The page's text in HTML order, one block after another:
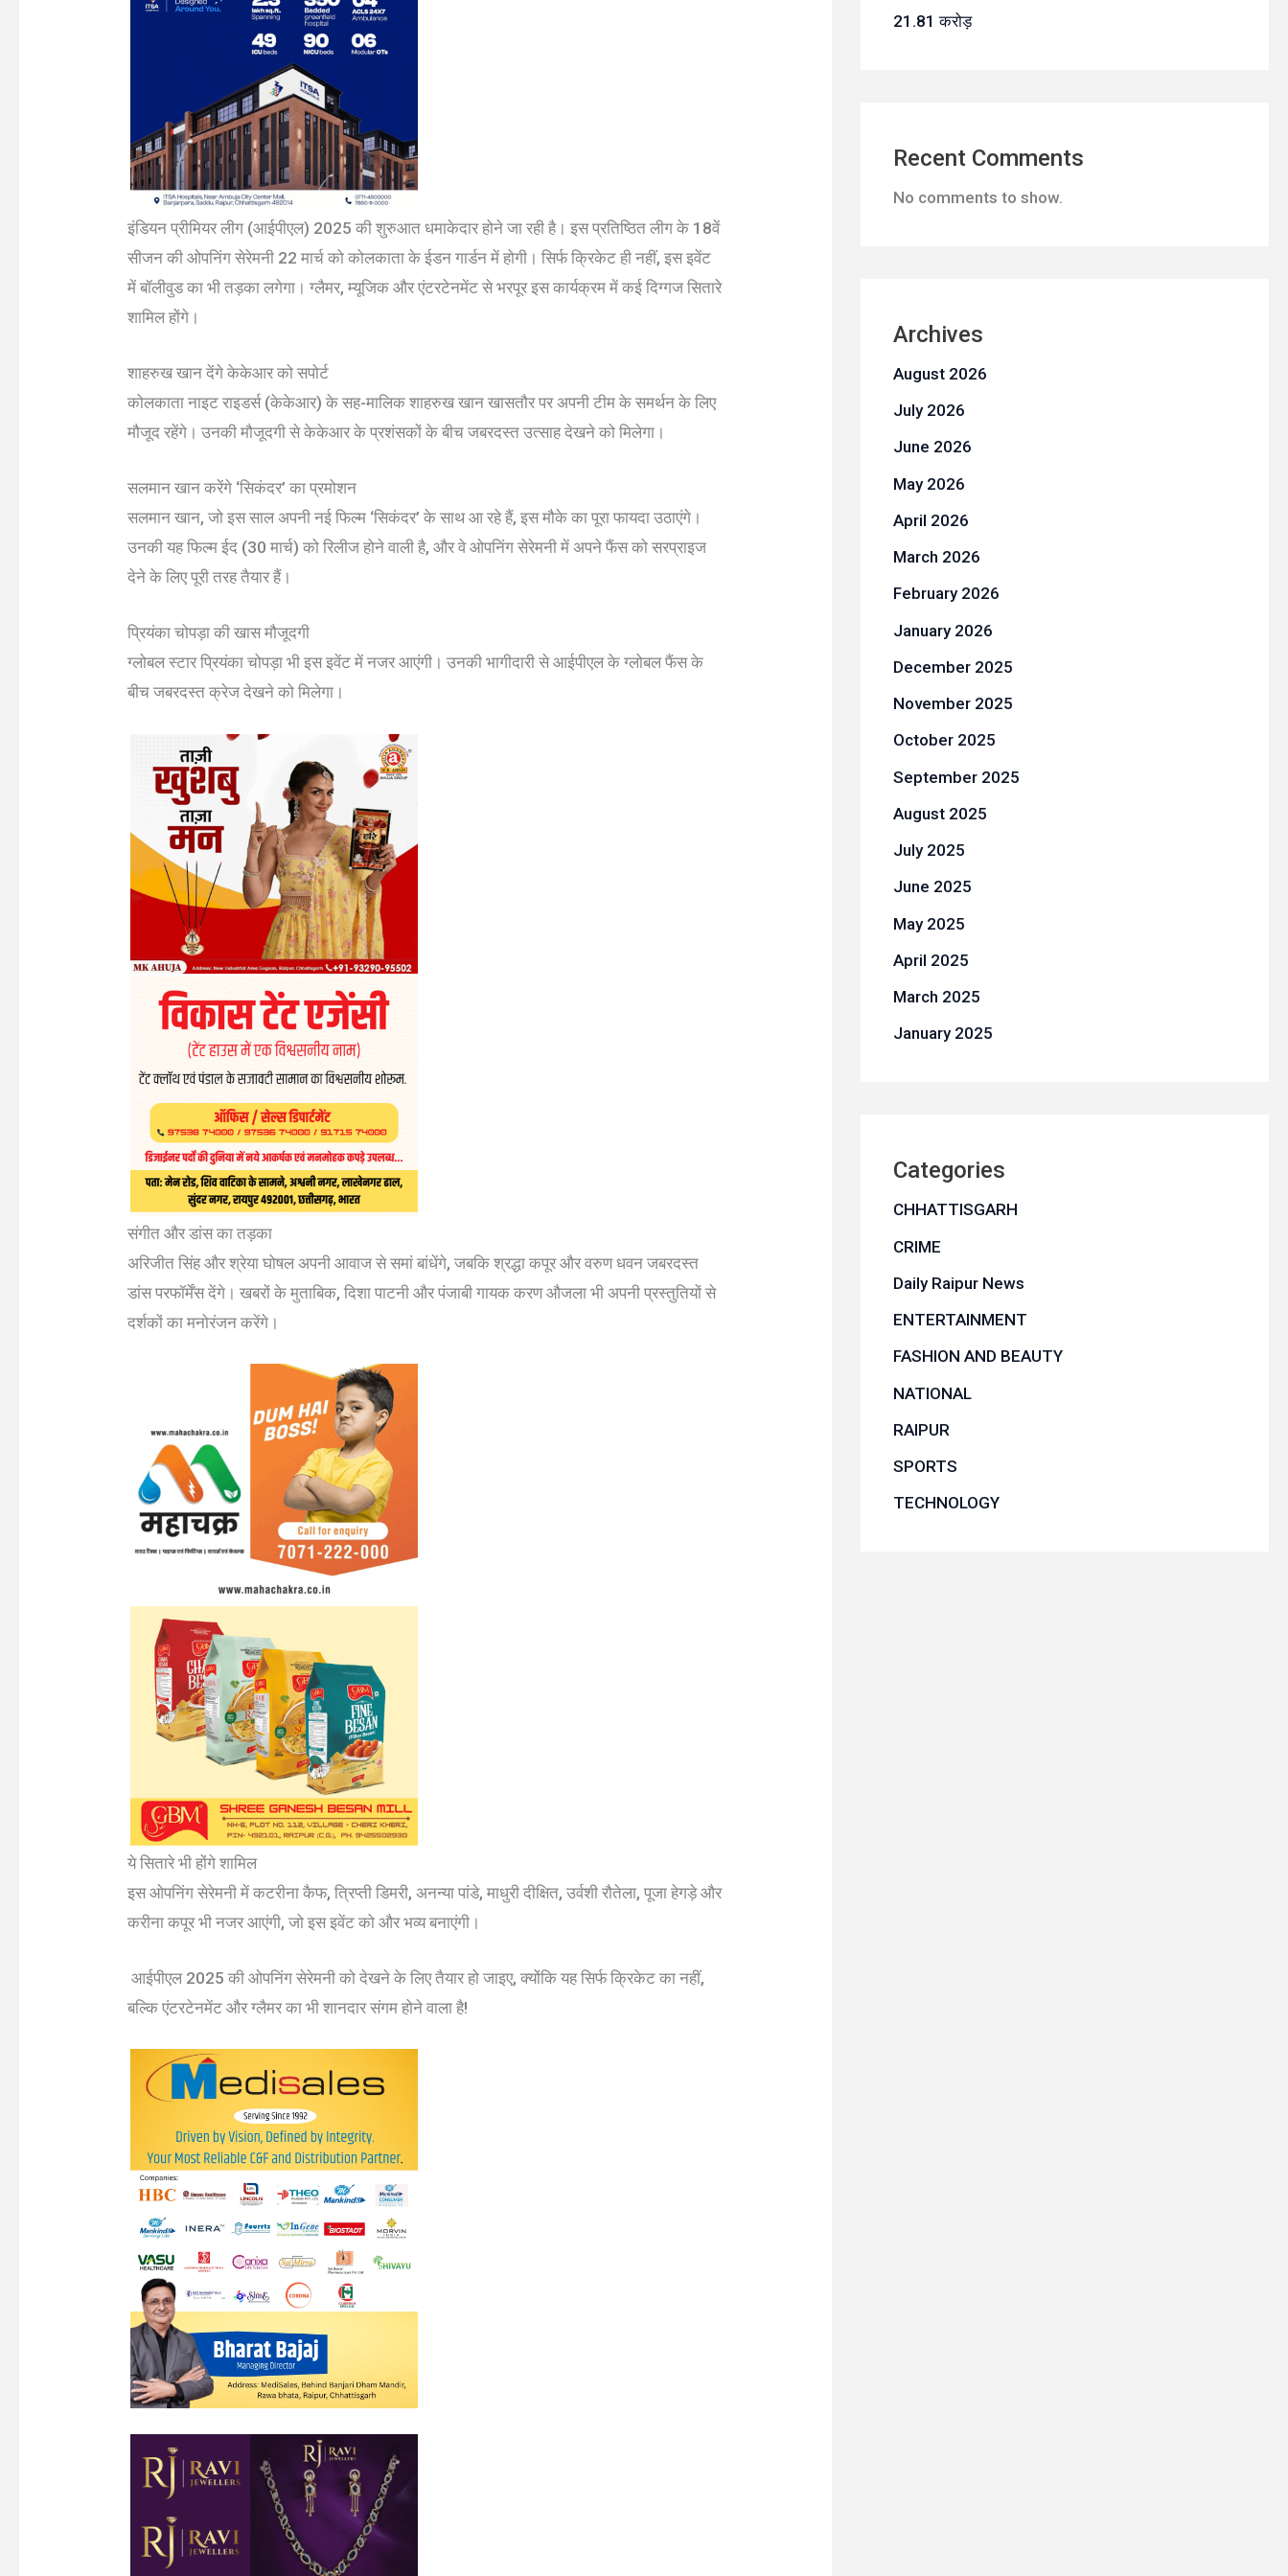
इंडियन प्रीमियर लीग (आईपीएल) 2025 की शुरुआत धमाकेदार होने जा रही है। इस प्रतिष्ठित लीग के 18वें
सीजन की ओपनिंग सेरेमनी 22 मार्च को कोलकाता के ईडन गार्डन में होगी। सिर्फ क्रिकेट ही नहीं, इस इवेंट
में बॉलीवुड का भी तड़का लगेगा। ग्लैमर, म्यूजिक और एंटरटेनमेंट से भरपूर इस कार्यक्रम में कई दिग्गज सितारे
शामिल होंगे।
शाहरुख खान देंगे केकेआर को सपोर्ट
कोलकाता नाइट राइडर्स (केकेआर) के सह-मालिक शाहरुख खान खासतौर पर अपनी टीम के समर्थन के लिए
मौजूद रहेंगे। उनकी मौजूदगी से केकेआर के प्रशंसकों के बीच जबरदस्त उत्साह देखने को मिलेगा।
सलमान खान करेंगे ‘सिकंदर’ का प्रमोशन
सलमान खान, जो इस साल अपनी नई फिल्म ‘सिकंदर’ के साथ आ रहे हैं, इस मौके का पूरा फायदा उठाएंगे।
उनकी यह फिल्म ईद (30 मार्च) को रिलीज होने वाली है, और वे ओपनिंग सेरेमनी में अपने फैंस को सरप्राइज
देने के लिए पूरी तरह तैयार हैं।
प्रियंका चोपड़ा की खास मौजूदगी
ग्लोबल स्टार प्रियंका चोपड़ा भी इस इवेंट में नजर आएंगी। उनकी भागीदारी से आईपीएल के ग्लोबल फैंस के
बीच जबरदस्त क्रेज देखने को मिलेगा।
संगीत और डांस का तड़का
अरिजीत सिंह और श्रेया घोषल अपनी आवाज से समां बांधेंगे, जबकि श्रद्धा कपूर और वरुण धवन जबरदस्त
डांस परफॉर्मेंस देंगे। खबरों के मुताबिक, दिशा पाटनी और पंजाबी गायक करण औजला भी अपनी प्रस्तुतियों से
दर्शकों का मनोरंजन करेंगे।
ये सितारे भी होंगे शामिल
इस ओपनिंग सेरेमनी में कटरीना कैफ, त्रिप्ती डिमरी, अनन्या पांडे, माधुरी दीक्षित, उर्वशी रौतेला, पूजा हेगड़े और
करीना कपूर भी नजर आएंगी, जो इस इवेंट को और भव्य बनाएंगी।
आईपीएल 2025 की ओपनिंग सेरेमनी को देखने के लिए तैयार हो जाइए, क्योंकि यह सिर्फ क्रिकेट का नहीं,
बल्कि एंटरटेनमेंट और ग्लैमर का भी शानदार संगम होने वाला है!
21.81 करोड़
Recent Comments
No comments to show.
Archives
August 2026
July 2026
June 2026
May 2026
April 2026
March 2026
February 2026
January 2026
December 2025
November 2025
October 2025
September 2025
August 2025
July 2025
June 2025
May 2025
April 2025
March 2025
January 2025
Categories
CHHATTISGARH
CRIME
Daily Raipur News
ENTERTAINMENT
FASHION AND BEAUTY
NATIONAL
RAIPUR
SPORTS
TECHNOLOGY